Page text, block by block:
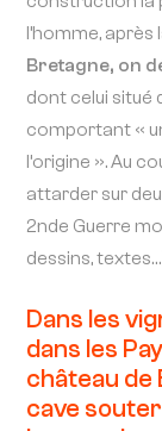
l’homme, après
Bretagne, on
dont celui situé
comportant «
l’origine ». Au
attarder sur
2nde Guerre
dessins,
Dans les
dans les
château de
cave